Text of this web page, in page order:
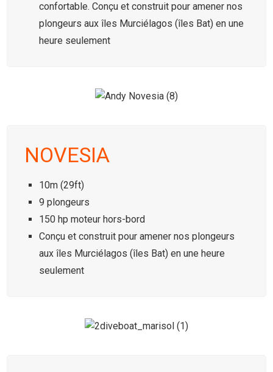
confortable. Conçu et construit pour amener nos
plongeurs aux îles Murciélagos (îles Bat) en une
heure seulement
NOVESIA
10m (29ft)
9 plongeurs
150 hp moteur hors-bord
Conçu et construit pour amener nos plongeurs
aux îles Murciélagos (îles Bat) en une heure
seulement